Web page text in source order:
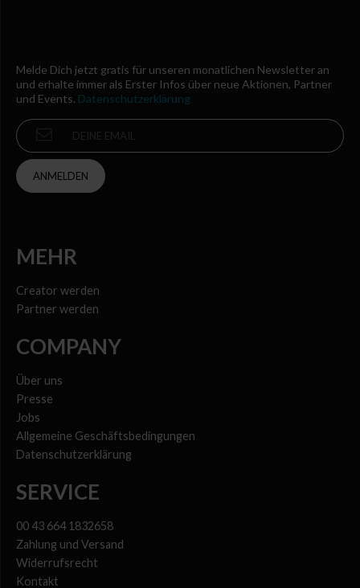
Melde Dich jetzt gratis für unseren monatlichen Newsletter an
und erhalte immer als Erster Infos über neue Aktionen, Partner
und Events. Datenschutzerklärung
ANMELDEN
MEHR
Creator werden
Partner werden
COMPANY
Über uns
Presse
Jobs
Allgemeine Geschäftsbedingungen
Datenschutzerklärung
SERVICE
00 43 664 1832658
Zahlung und Versand
Widerrufsrecht
Kontakt